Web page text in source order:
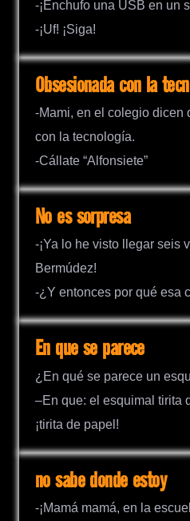
-¡Enchufo una USB en un
-¡Uf! ¡Siga!
Obsesionada con la
-Mami, en el colegio dicen
con la tecnología.
-Cállate “Alfonsiete”
No es sorpresa
-¡Ya lo he visto llegar seis
Bermúdez!
-¿Y entonces por qué esa
En que se parece
¿En qué se parece un
–En que: el esquimal tirita
¡tirita de papel!
no sabe donde estoy
-¡Mamá mamá, en la